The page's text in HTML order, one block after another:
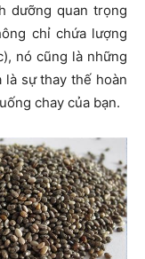
dưỡng quan trọng
chỉ chứa lượng
nó cũng là những
sự thay thế hoàn
chay của bạn.